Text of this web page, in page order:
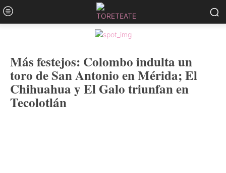
Más festejos: Colombo indulta un
toro de San Antonio en Mérida; El
Chihuahua y El Galo triunfan en
Tecolotlán